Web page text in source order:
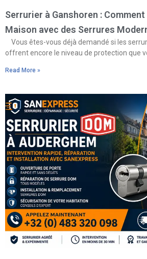
Serrurier à Ganshoren :
Maison avec des Serrures
Vous êtes-vous déjà demandé si les
offrent encore le niveau de protection que
Read More »